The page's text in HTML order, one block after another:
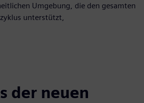
Umgebung, die den gesamten
unterstützt,
der neuen